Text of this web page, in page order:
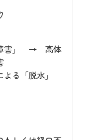
障害」 → 高体
よる「脱水」